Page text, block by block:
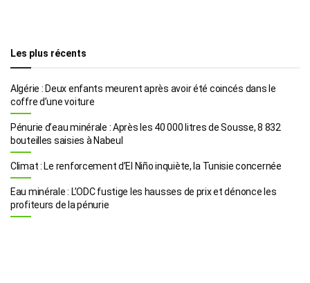
Les plus récents
Algérie : Deux enfants meurent après avoir été coincés dans le
coffre d’une voiture
Pénurie d’eau minérale : Après les 40 000 litres de Sousse, 8 832
bouteilles saisies à Nabeul
Climat : Le renforcement d’El Niño inquiète, la Tunisie concernée
Eau minérale : L’ODC fustige les hausses de prix et dénonce les
profiteurs de la pénurie